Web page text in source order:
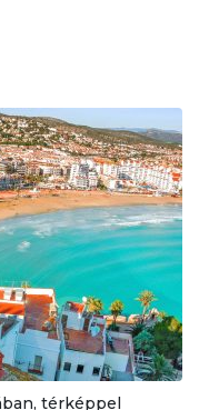
térképpel